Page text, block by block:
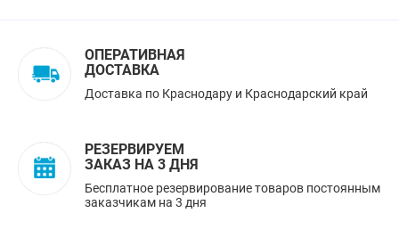
ОПЕРАТИВНАЯ
ДОСТАВКА
Доставка по Краснодару и Краснодарский край
РЕЗЕРВИРУЕМ
ЗАКАЗ НА 3 ДНЯ
Бесплатное резервирование товаров постоянным
заказчикам на 3 дня